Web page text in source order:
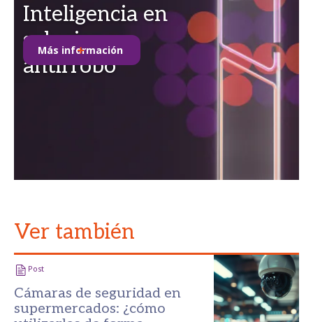
Inteligencia en
soluciones
antirrobo
Más información
Ver también
Post
Cámaras de seguridad en
supermercados: ¿cómo